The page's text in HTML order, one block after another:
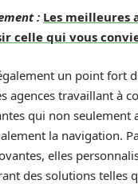
: Les meilleures
celle qui vous
un point fort
agences travaillant à
qui non seulement
la navigation.
elles
des solutions telles